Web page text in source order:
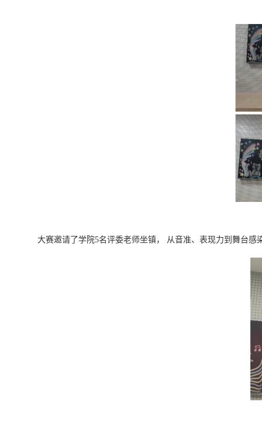
大赛邀请了学院5名评委老师坐镇， 从音准、表现力到舞台